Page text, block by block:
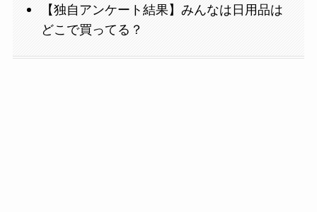
【独自アンケート結果】みんなは日用品は
どこで買ってる？